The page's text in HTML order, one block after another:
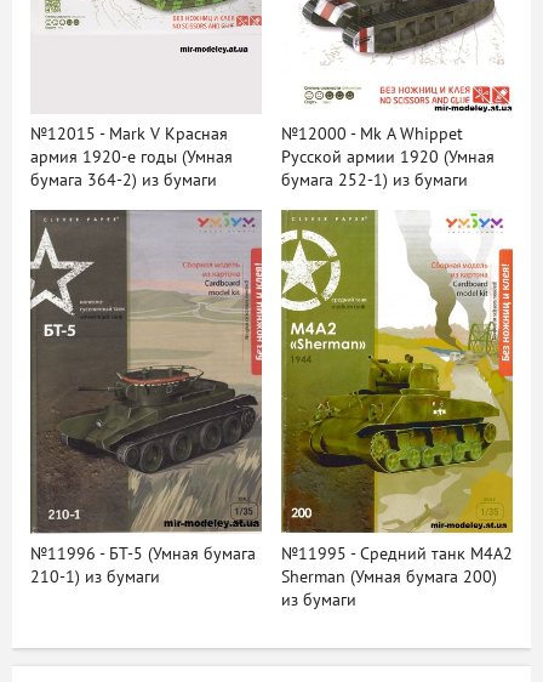
№12015 - Mark V Красная
армия 1920-е годы (Умная
бумага 364-2) из бумаги
№12000 - Mk A Whippet
Русской армии 1920 (Умная
бумага 252-1) из бумаги
№11996 - БТ-5 (Умная бумага
210-1) из бумаги
№11995 - Средний танк M4A2
Sherman (Умная бумага 200)
из бумаги